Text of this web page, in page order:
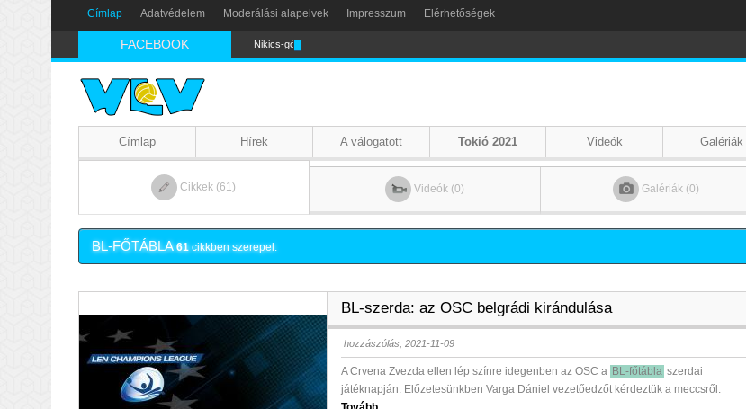
Címlap Adatvédelem Moderálási alapelvek Impresszum Elérhetőségek
FACEBOOK Nikics-gól lábbal
Címlap Hírek A válogatott Tokió 2021 Videók Galériák
Cikkek (61) Videók (0) Galériák (0)
BL-FŐTÁBLA 61cikkben szerepel.
BL-szerda: az OSC belgrádi kirándulása
hozzászólás, 2021-11-09
A Crvena Zvezda ellen lép színre idegenben az OSC a BL-főtábla szerdai
játéknapján. Előzetesünkben Varga Dániel vezetőedzőt kérdeztük a meccsről.